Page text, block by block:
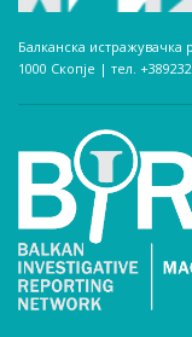
Балканска
1000 Скопје | тел.